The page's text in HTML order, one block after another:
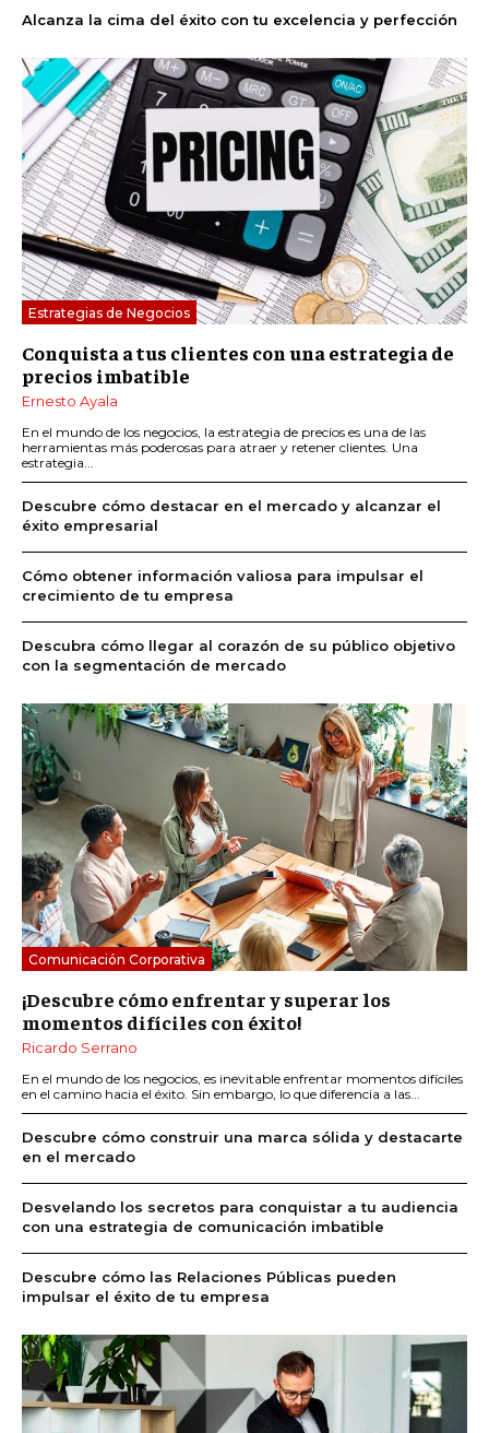
Alcanza la cima del éxito con tu excelencia y perfección
Estrategias de Negocios
Conquista a tus clientes con una estrategia de
precios imbatible
Ernesto Ayala
En el mundo de los negocios, la estrategia de precios es una de las
herramientas más poderosas para atraer y retener clientes. Una
estrategia...
Descubre cómo destacar en el mercado y alcanzar el
éxito empresarial
Cómo obtener información valiosa para impulsar el
crecimiento de tu empresa
Descubra cómo llegar al corazón de su público objetivo
con la segmentación de mercado
Comunicación Corporativa
¡Descubre cómo enfrentar y superar los
momentos difíciles con éxito!
Ricardo Serrano
En el mundo de los negocios, es inevitable enfrentar momentos difíciles
en el camino hacia el éxito. Sin embargo, lo que diferencia a las...
Descubre cómo construir una marca sólida y destacarte
en el mercado
Desvelando los secretos para conquistar a tu audiencia
con una estrategia de comunicación imbatible
Descubre cómo las Relaciones Públicas pueden
impulsar el éxito de tu empresa